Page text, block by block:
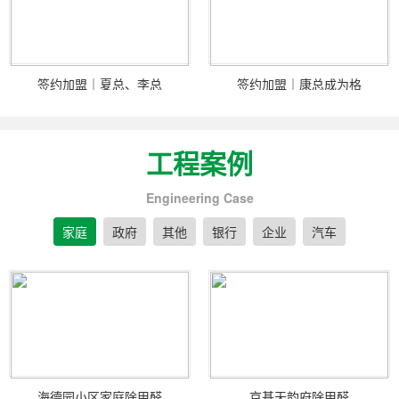
签约加盟｜夏总、李总 签约加盟｜康总成为格
工程案例
Engineering Case
家庭
政府 其他 银行 企业 汽车